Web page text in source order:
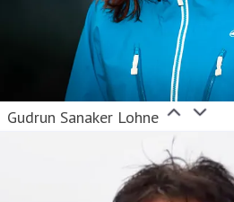
Gudrun Sanaker Lohne